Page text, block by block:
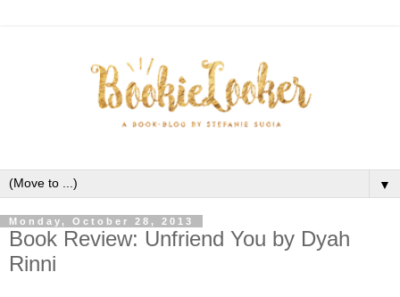
▼
Monday, October 28, 2013
Book Review: Unfriend You by Dyah
Rinni